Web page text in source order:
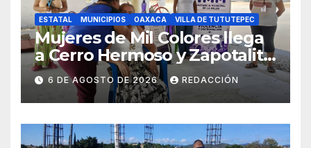
ESTATAL MUNICIPIOS OAXACA VILLA DE TUTUTEPEC
Mujeres de Mil Colores llega
a Cerro Hermoso y Zapotalito
para fortalecer redes de
apoyo y prevenir violencias
6 DE AGOSTO DE 2026 REDACCIÓN